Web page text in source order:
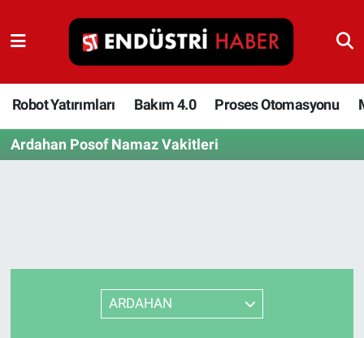
Robot Yatırımları Bakım 4.0 Proses Otomasyonu
Ardahan Posof Namaz Vakitleri
ARDAHAN
Robot Yatırımları
Bakım 4.0
Proses Otomasyonu
Depolama Çözümleri
İnşaat ve Malzeme